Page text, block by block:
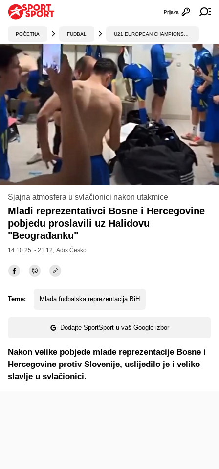
Otvori
Prijava
POČETNA FUDBAL
Sjajna atmosfera u svlačionici nakon utakmice
Mladi reprezentativci Bosne i Hercegovine
pobjedu proslavili uz Halidovu
"Beograđanku"
14.10.25. - 21:12, Adis Ćesko
Teme: Mlada fudbalska reprezentacija BiH
Dodajte SportSport u vaš Google izbor
Nakon velike pobjede mlade reprezentacije Bosne i
Hercegovine protiv Slovenije, uslijedilo je i veliko
slavlje u svlačionici.